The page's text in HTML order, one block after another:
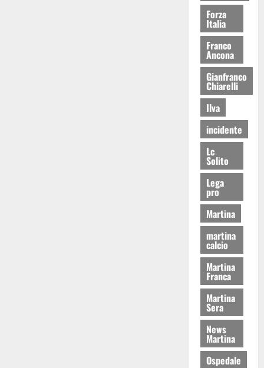
Forza
Italia
Franco
Ancona
Gianfranco
Chiarelli
Ilva
incidente
Lc
Solito
Lega
pro
Martina
martina
calcio
Martina
Franca
Martina
Sera
News
Martina
Ospedale